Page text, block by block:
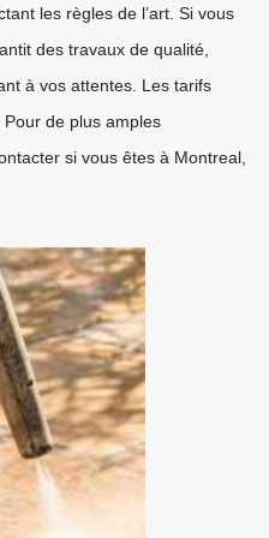
les règles de l’art. Si vous
des travaux de qualité,
à vos attentes. Les tarifs
de plus amples
si vous êtes à Montreal,